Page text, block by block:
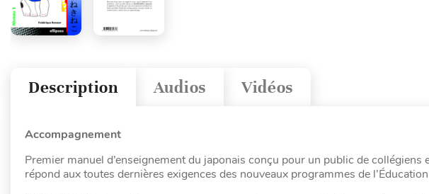
Vidéos
Audios
Description
Accompagnement
Premier manuel d’enseignement du japonais conçu pour un public de collégiens
répond aux toutes dernières exigences des nouveaux programmes de